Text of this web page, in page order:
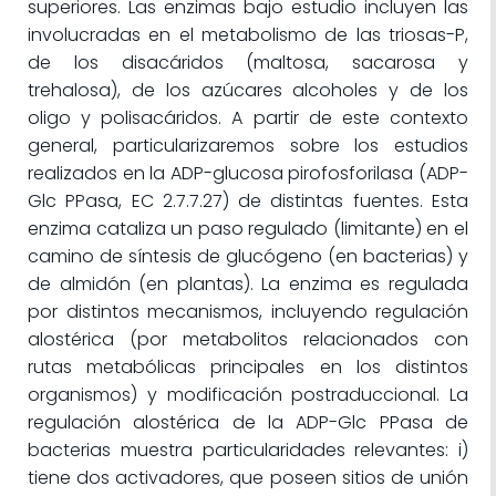
superiores. Las enzimas bajo estudio incluyen las
involucradas en el metabolismo de las triosas-P,
de los disacáridos (maltosa, sacarosa y
trehalosa), de los azúcares alcoholes y de los
oligo y polisacáridos. A partir de este contexto
general, particularizaremos sobre los estudios
realizados en la ADP-glucosa pirofosforilasa (ADP-
Glc PPasa, EC 2.7.7.27) de distintas fuentes. Esta
enzima cataliza un paso regulado (limitante) en el
camino de síntesis de glucógeno (en bacterias) y
de almidón (en plantas). La enzima es regulada
por distintos mecanismos, incluyendo regulación
alostérica (por metabolitos relacionados con
rutas metabólicas principales en los distintos
organismos) y modificación postraduccional. La
regulación alostérica de la ADP-Glc PPasa de
bacterias muestra particularidades relevantes: i)
tiene dos activadores, que poseen sitios de unión